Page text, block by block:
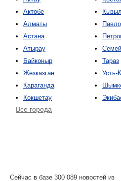
Актобе
Алматы
Астана
Атырау
Байконыр
Жезказган
Караганда
Кокшетау
Семей
Тараз
Усть-
Все города
Сейчас в базе 300 089 новостей из